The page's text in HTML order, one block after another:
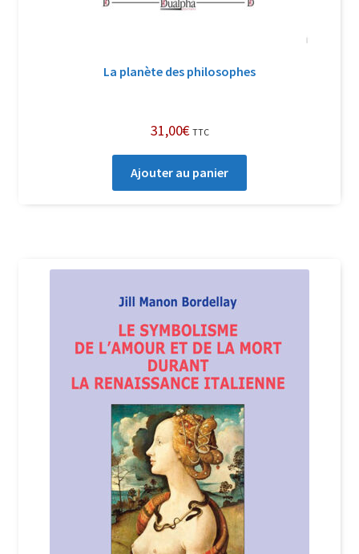
La planète des philosophes
31,00€ TTC
Ajouter au panier